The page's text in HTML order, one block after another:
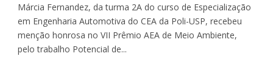
Márcia Fernandez, da turma 2A do curso de Especialização
em Engenharia Automotiva do CEA da Poli-USP, recebeu
menção honrosa no VII Prêmio AEA de Meio Ambiente,
pelo trabalho Potencial de...